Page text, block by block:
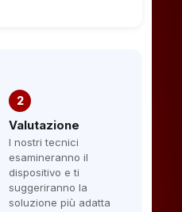
2
Valutazione
I nostri tecnici
esamineranno il
dispositivo e ti
suggeriranno la
soluzione più adatta